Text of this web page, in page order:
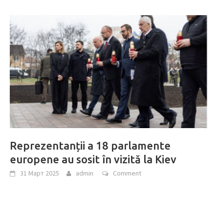
Reprezentanții a 18 parlamente
europene au sosit în vizită la Kiev
31 Март 2025 admin Comment